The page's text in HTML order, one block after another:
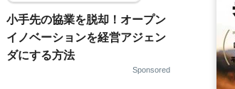
小手先の協業を脱却！オープン
イノベーションを経営アジェン
ダにする方法
Sponsored